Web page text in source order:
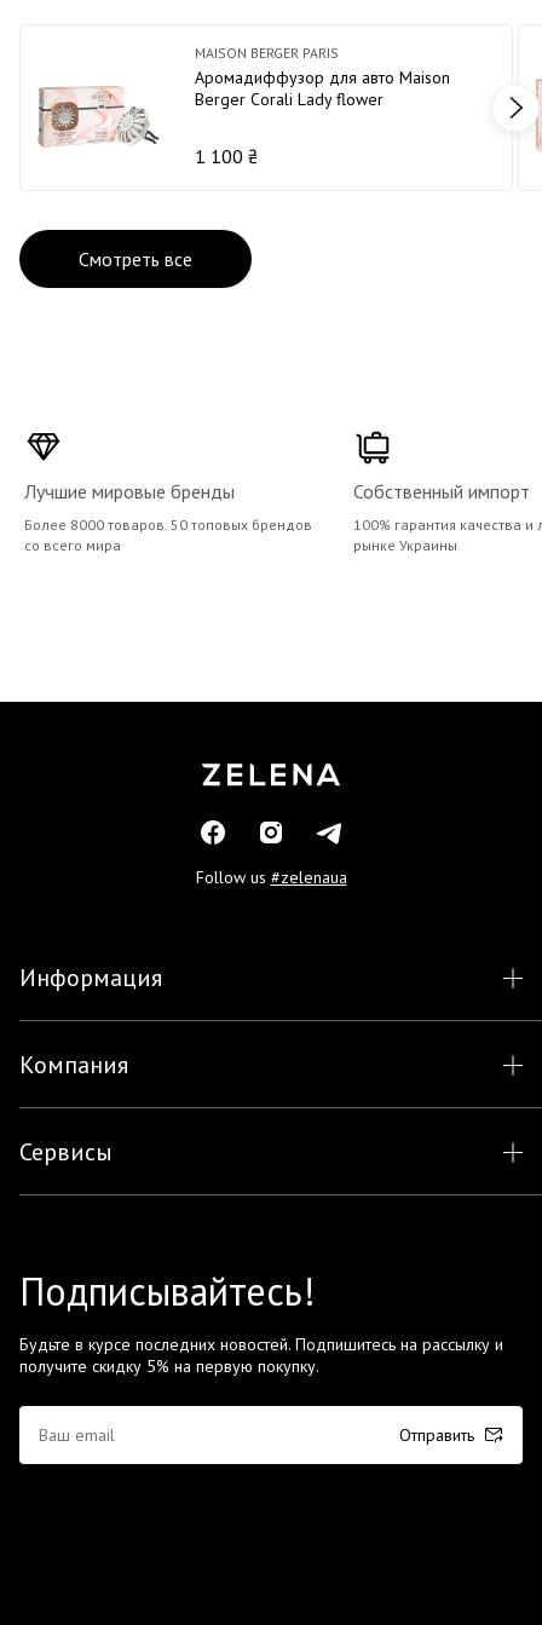
MAISON BERGER PARIS
Аромадиффузор для авто Maison
Berger Corali Lady flower
1 100 ₴
Смотреть все
Лучшие мировые бренды
Более 8000 товаров. 50 топовых брендов
со всего мира
Собственный импорт
100% гарантия качества
рынке Украины
Follow us #zelenaua
Информация
Компания
Сервисы
Подписывайтесь!
Будьте в курсе последних новостей. Подпишитесь на рассылку и
получите скидку 5% на первую покупку.
Отправить